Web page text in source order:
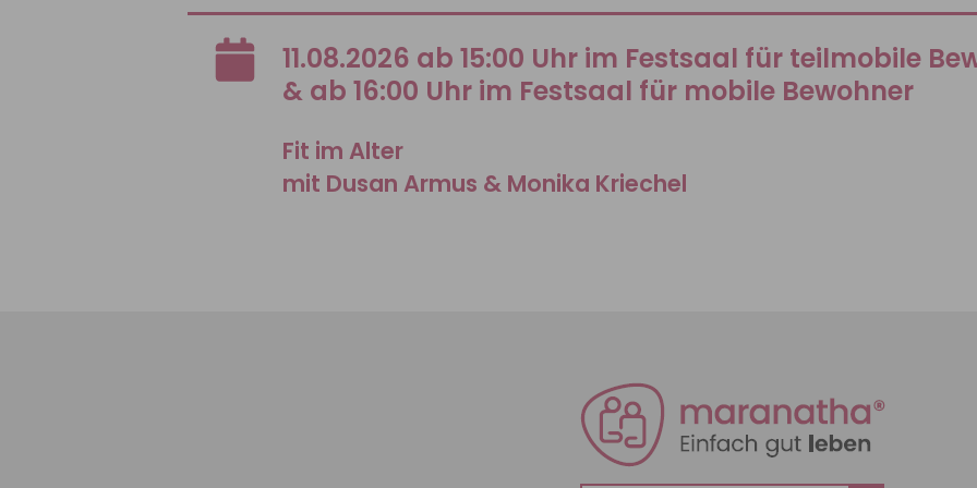
11.08.2026 ab 15:00 Uhr im Festsaal für teilmobile
& ab 16:00 Uhr im Festsaal für mobile Bewohner
Fit im Alter
mit Dusan Armus & Monika Kriechel